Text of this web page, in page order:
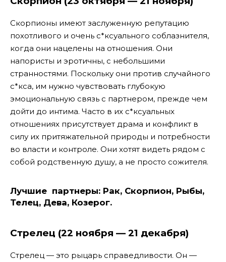
Скорпионы имеют заслуженную репутацию
похотливого и очень с*ксуального соблазнителя,
когда они нацелены на отношения. Они
напористы и эротичны, с небольшими
странностями. Поскольку они против случайного
с*кса, им нужно чувствовать глубокую
эмоциональную связь с партнером, прежде чем
дойти до интима. Часто в их с*ксуальных
отношениях присутствует драма и конфликт в
силу их притяжательной природы и потребности
во власти и контроле. Они хотят видеть рядом с
собой родственную душу, а не просто сожителя.
Лучшие партнеры: Рак, Скорпион, Рыбы,
Телец, Дева, Козерог.
Стрелец (22 ноября — 21 декабря)
Стрелец — это рыцарь справедливости. Он —